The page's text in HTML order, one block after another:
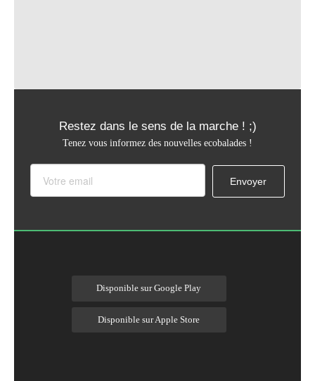
Restez dans le sens de la marche ! ;)
Tenez vous informez des nouvelles ecobalades !
Disponible sur Google Play
Disponible sur Apple Store